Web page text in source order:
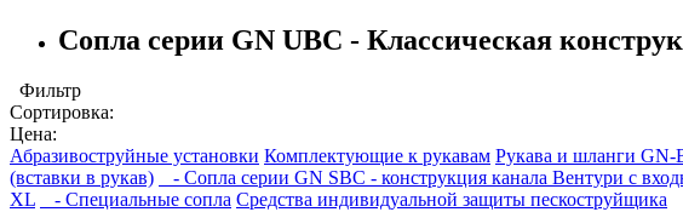
Сопла серии GN UBC - Классическая
Фильтр
Сортировка:
Цена:
Абразивоструйные установки Комплектующие к рукавам Рукава и шланги
(вставки в рукав)
- Сопла серии GN SBC - конструкция канала Вентури c
XL
- Специальные сопла Средства индивидуальной защиты пескоструйщика